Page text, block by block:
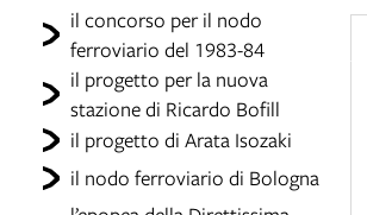
il concorso per il nodo
ferroviario del 1983-84
il progetto per la nuova
stazione di Ricardo Bofill
il progetto di Arata Isozaki
il nodo ferroviario di Bologna